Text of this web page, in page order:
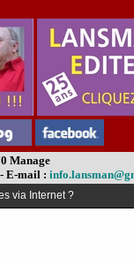
Manage
E-mail :